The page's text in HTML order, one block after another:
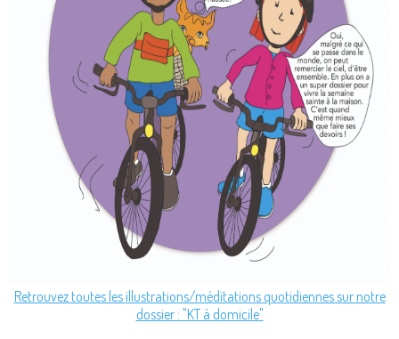
Retrouvez toutes les illustrations/méditations quotidiennes sur notre
dossier : "KT à domicile"